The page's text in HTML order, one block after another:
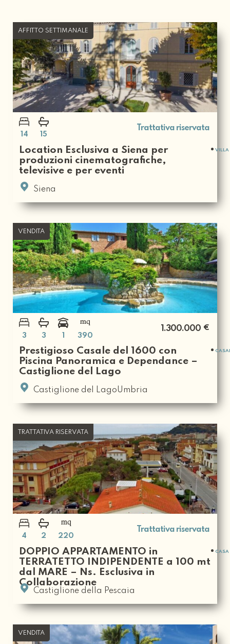
AFFITTO SETTIMANALE
14 15
Trattativa riservata
Location Esclusiva a Siena per
produzioni cinematografiche,
televisive e per eventi
VILLA
Siena
VENDITA
3 3 390
1.300.000 €
Prestigioso Casale del 1600 con
Piscina Panoramica e Dependance –
Castiglione del Lago
Castiglione del LagoUmbria
TRATTATIVA RISERVATA
4 2 220
Trattativa riservata
DOPPIO APPARTAMENTO in
TERRATETTO INDIPENDENTE a 100 mt
dal MARE – Ns. Esclusiva in
Collaborazione
CASA
Castiglione della Pescaia
VENDITA